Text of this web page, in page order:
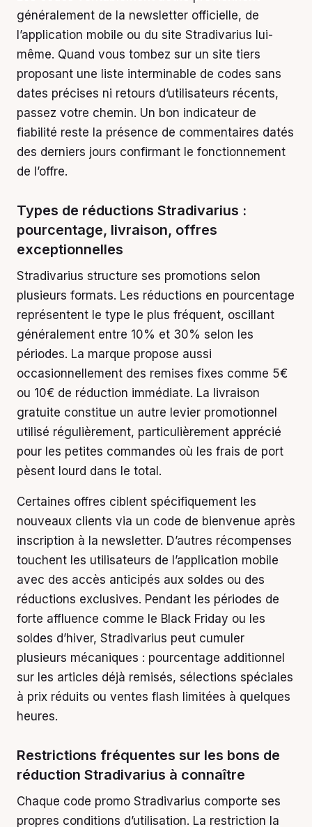
généralement de la newsletter officielle, de
l’application mobile ou du site Stradivarius lui-
même. Quand vous tombez sur un site tiers
proposant une liste interminable de codes sans
dates précises ni retours d’utilisateurs récents,
passez votre chemin. Un bon indicateur de
fiabilité reste la présence de commentaires datés
des derniers jours confirmant le fonctionnement
de l’offre.
Types de réductions Stradivarius :
pourcentage, livraison, offres
exceptionnelles
Stradivarius structure ses promotions selon
plusieurs formats. Les réductions en pourcentage
représentent le type le plus fréquent, oscillant
généralement entre 10% et 30% selon les
périodes. La marque propose aussi
occasionnellement des remises fixes comme 5€
ou 10€ de réduction immédiate. La livraison
gratuite constitue un autre levier promotionnel
utilisé régulièrement, particulièrement apprécié
pour les petites commandes où les frais de port
pèsent lourd dans le total.
Certaines offres ciblent spécifiquement les
nouveaux clients via un code de bienvenue après
inscription à la newsletter. D’autres récompenses
touchent les utilisateurs de l’application mobile
avec des accès anticipés aux soldes ou des
réductions exclusives. Pendant les périodes de
forte affluence comme le Black Friday ou les
soldes d’hiver, Stradivarius peut cumuler
plusieurs mécaniques : pourcentage additionnel
sur les articles déjà remisés, sélections spéciales
à prix réduits ou ventes flash limitées à quelques
heures.
Restrictions fréquentes sur les bons de
réduction Stradivarius à connaître
Chaque code promo Stradivarius comporte ses
propres conditions d’utilisation. La restriction la